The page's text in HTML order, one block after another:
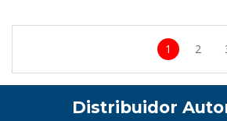
1 2
Distribuidor